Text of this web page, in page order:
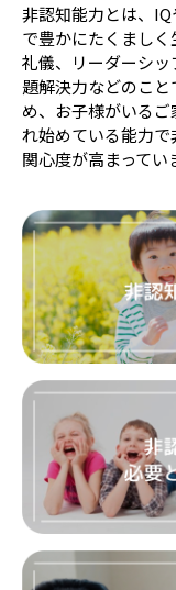
非認知能力とは、
で豊かにたくましく
礼儀、リーダーシ
題解決力などのこ
め、お子様がいる
れ始めている能力
関心度が高まってい